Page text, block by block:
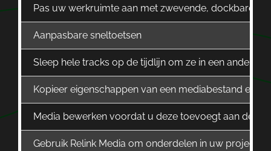
Pas uw werkruimte aan met zwevende, dockbare
Aanpasbare sneltoetsen
Sleep hele tracks op de tijdlijn om ze in een andere
Kopieer eigenschappen van een mediabestand en
Media bewerken voordat u deze toevoegt aan de
Gebruik Relink Media om onderdelen in uw project